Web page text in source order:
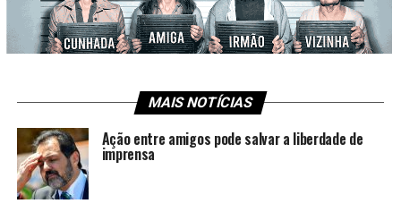
MAIS NOTÍCIAS
Ação entre amigos pode salvar a liberdade de
imprensa